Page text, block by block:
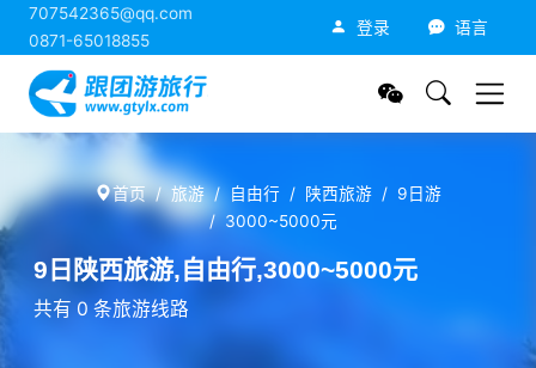
707542365@qq.com
0871-65018855
登录 语言
首页 旅游 自由行 陕西旅游
9日游
3000~5000元
9日陕西旅游,自由行,3000~5000元
共有 0 条旅游线路